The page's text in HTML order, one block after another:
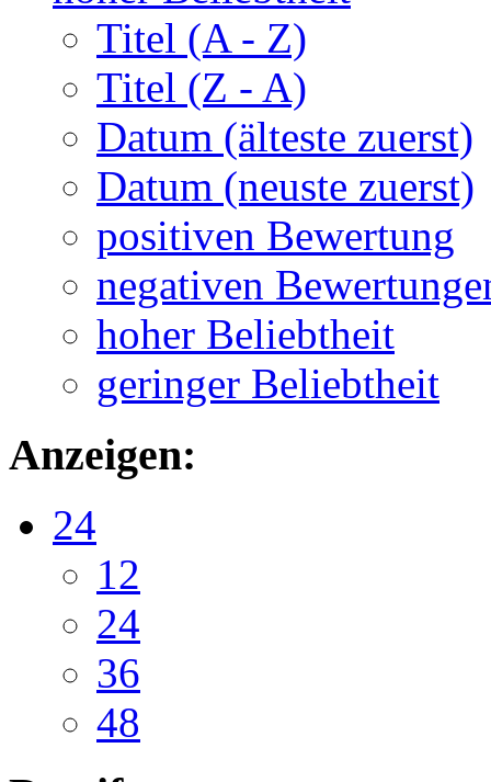
Titel (A - Z)
Titel (Z - A)
Datum (älteste zuerst)
Datum (neuste zuerst)
positiven Bewertung
negativen
hoher Beliebtheit
geringer Beliebtheit
Anzeigen:
24
12
24
36
48